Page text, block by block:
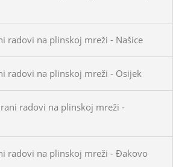
radovi na plinskoj mreži - Našice
radovi na plinskoj mreži - Osijek
radovi na plinskoj mreži -
radovi na plinskoj mreži - Đakovo